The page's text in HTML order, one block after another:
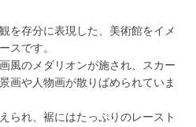
を存分に表現した、美術館をイメ
スです。
風のメダリオンが施され、スカー
画や人物画が散りばめられていま
られ、裾にはたっぷりのレースト